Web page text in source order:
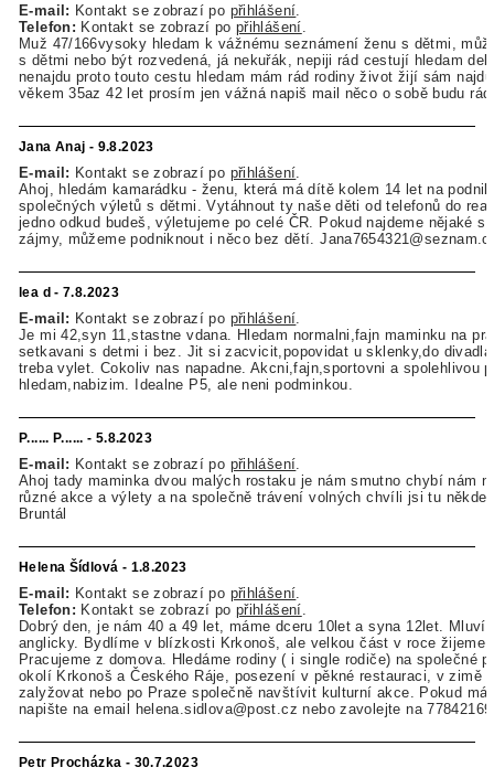
E-mail: Kontakt se zobrazí po přihlášení
Telefon: Kontakt se zobrazí po přihlášení
Muž 47/166vysoky hledam k vážnému seznámení ženu s dětmi,
s dětmi nebo být rozvedená, já nekuřák, nepiji rád cestují hledam
nenajdu proto touto cestu hledam mám rád rodiny život žijí sám
věkem 35az 42 let prosím jen vážná napiš mail něco o sobě budu
Jana Anaj - 9.8.2023
E-mail: Kontakt se zobrazí po přihlášení
Ahoj, hledám kamarádku - ženu, která má dítě kolem 14 let na
společných výletů s dětmi. Vytáhnout ty naše děti od telefonů do
jedno odkud budeš, výletujeme po celé ČR. Pokud najdeme nějaké
zájmy, můžeme podniknout i něco bez dětí.
lea d - 7.8.2023
E-mail: Kontakt se zobrazí po přihlášení
Je mi 42,syn 11,stastne vdana. Hledam normalni,fajn maminku na
setkavani s detmi i bez. Jit si zacvicit,popovidat u sklenky,do
treba vylet. Cokoliv nas napadne. Akcni,fajn,sportovni a spolehlivou
hledam,nabizim. Idealne P5, ale neni podminkou.
P...... P...... - 5.8.2023
E-mail: Kontakt se zobrazí po přihlášení
Ahoj tady maminka dvou malých rostaku je nám smutno chybí nám
různé akce a výlety a na společně trávení volných chvíli jsi tu někde
Bruntál
Helena Šídlová - 1.8.2023
E-mail: Kontakt se zobrazí po přihlášení
Telefon: Kontakt se zobrazí po přihlášení
Dobrý den, je nám 40 a 49 let, máme dceru 10let a syna 12let. Mluví
anglicky. Bydlíme v blízkosti Krkonoš, ale velkou část v roce žijeme
Pracujeme z domova. Hledáme rodiny ( i single rodiče) na společné
okolí Krkonoš a Českého Ráje, posezení v pěkné restauraci, v zimě
zalyžovat nebo po Praze společně navštívit kulturní akce. Pokud
napište na email helena.sidlova@post.cz nebo zavolejte na
Petr Procházka - 30.7.2023